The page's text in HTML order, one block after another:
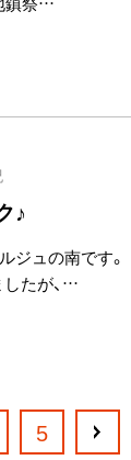
♪
ジュの南です
たが、…
5